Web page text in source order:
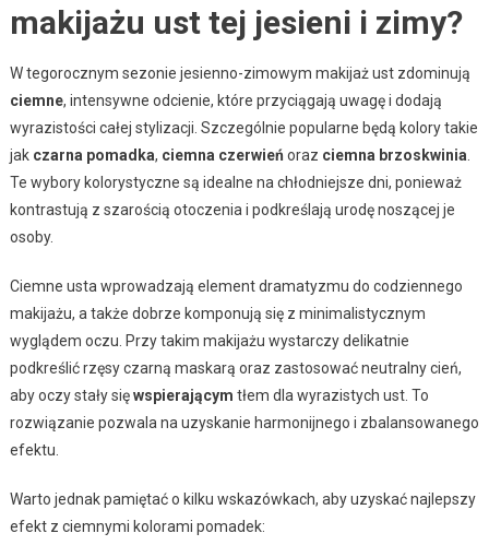
makijażu ust tej jesieni i zimy?
W tegorocznym sezonie jesienno-zimowym makijaż ust zdominują
ciemne, intensywne odcienie, które przyciągają uwagę i dodają
wyrazistości całej stylizacji. Szczególnie popularne będą kolory takie
jak czarna pomadka, ciemna czerwień oraz ciemna brzoskwinia
Te wybory kolorystyczne są idealne na chłodniejsze dni, ponieważ
kontrastują z szarością otoczenia i podkreślają urodę noszącej je
osoby.
Ciemne usta wprowadzają element dramatyzmu do codziennego
makijażu, a także dobrze komponują się z minimalistycznym
wyglądem oczu. Przy takim makijażu wystarczy delikatnie
podkreślić rzęsy czarną maskarą oraz zastosować neutralny cień,
aby oczy stały sięwspierającym tłem dla wyrazistych ust. To
rozwiązanie pozwala na uzyskanie harmonijnego i zbalansowanego
efektu.
Warto jednak pamiętać o kilku wskazówkach, aby uzyskać najlepszy
efekt z ciemnymi kolorami pomadek: